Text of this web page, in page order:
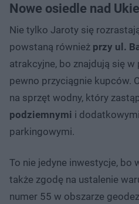
Nowe osiedle nad
Nie tylko Jaroty się
powstaną również przy ul.
atrakcyjne, bo znajdują się
pewno przyciągnie kupców.
na sprzęt wodny, który
podziemnymi i
parkingowymi.
To nie jedyne inwestycje, bo
także zgodę na ustalenie
numer 55 w obszarze